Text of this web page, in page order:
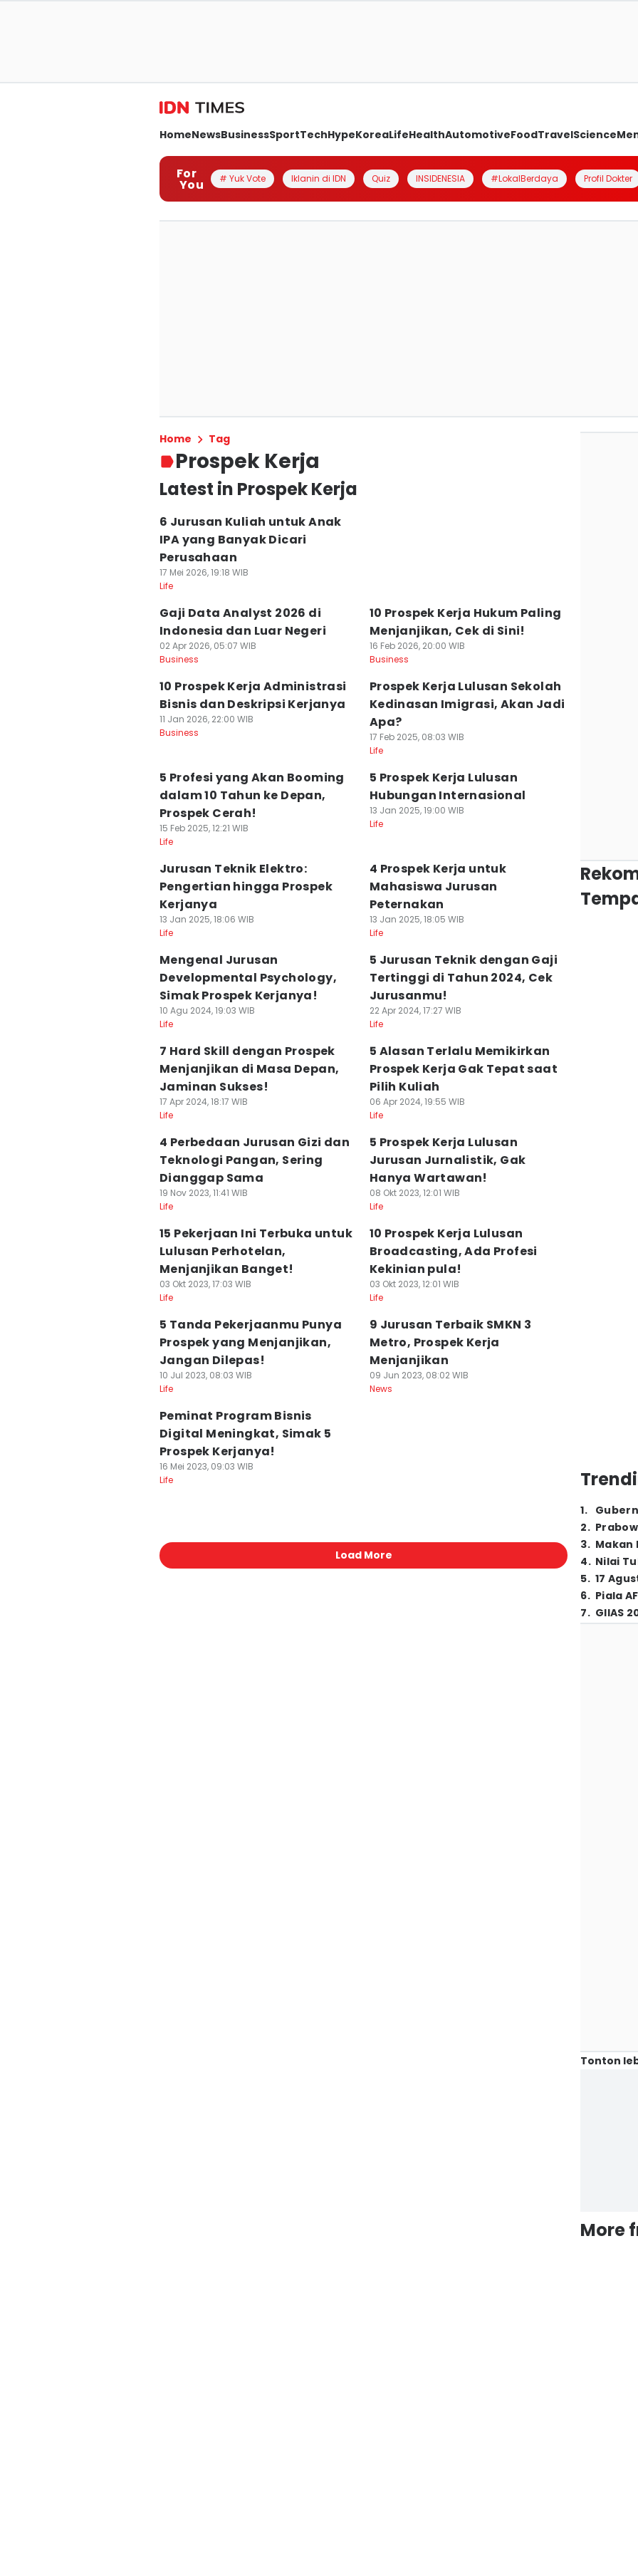
HomeNewsBusinessSportTechHypeKoreaLifeHealthAutomotiveFoodTravelScience
For
You # Yuk Vote Iklanin di IDN Quiz INSIDENESIA #LokalBerdaya Profil Dokter
Home Tag
Prospek Kerja
Latest in Prospek Kerja
6 Jurusan Kuliah untuk Anak
IPA yang Banyak Dicari
Perusahaan
17 Mei 2026, 19:18 WIB
Life
Gaji Data Analyst 2026 di
Indonesia dan Luar Negeri
02 Apr 2026, 05:07 WIB
Business
10 Prospek Kerja Hukum Paling
Menjanjikan, Cek di Sini!
16 Feb 2026, 20:00 WIB
Business
10 Prospek Kerja Administrasi
Bisnis dan Deskripsi Kerjanya
11 Jan 2026, 22:00 WIB
Business
Prospek Kerja Lulusan Sekolah
Kedinasan Imigrasi, Akan Jadi
Apa?
17 Feb 2025, 08:03 WIB
Life
5 Profesi yang Akan Booming
dalam 10 Tahun ke Depan,
Prospek Cerah!
15 Feb 2025, 12:21 WIB
Life
5 Prospek Kerja Lulusan
Hubungan Internasional
13 Jan 2025, 19:00 WIB
Life
Jurusan Teknik Elektro:
Pengertian hingga Prospek
Kerjanya
13 Jan 2025, 18:06 WIB
Life
4 Prospek Kerja untuk
Mahasiswa Jurusan
Peternakan
13 Jan 2025, 18:05 WIB
Life
Mengenal Jurusan
Developmental Psychology,
Simak Prospek Kerjanya!
10 Agu 2024, 19:03 WIB
Life
5 Jurusan Teknik dengan Gaji
Tertinggi di Tahun 2024, Cek
Jurusanmu!
22 Apr 2024, 17:27 WIB
Life
7 Hard Skill dengan Prospek
Menjanjikan di Masa Depan,
Jaminan Sukses!
17 Apr 2024, 18:17 WIB
Life
5 Alasan Terlalu Memikirkan
Prospek Kerja Gak Tepat saat
Pilih Kuliah
06 Apr 2024, 19:55 WIB
Life
4 Perbedaan Jurusan Gizi dan
Teknologi Pangan, Sering
Dianggap Sama
19 Nov 2023, 11:41 WIB
Life
5 Prospek Kerja Lulusan
Jurusan Jurnalistik, Gak
Hanya Wartawan!
08 Okt 2023, 12:01 WIB
Life
15 Pekerjaan Ini Terbuka untuk
Lulusan Perhotelan,
Menjanjikan Banget!
03 Okt 2023, 17:03 WIB
Life
10 Prospek Kerja Lulusan
Broadcasting, Ada Profesi
Kekinian pula!
03 Okt 2023, 12:01 WIB
Life
5 Tanda Pekerjaanmu Punya
Prospek yang Menjanjikan,
Jangan Dilepas!
10 Jul 2023, 08:03 WIB
Life
9 Jurusan Terbaik SMKN 3
Metro, Prospek Kerja
Menjanjikan
09 Jun 2023, 08:02 WIB
News
Peminat Program Bisnis
Digital Meningkat, Simak 5
Prospek Kerjanya!
16 Mei 2023, 09:03 WIB
Life
Load More
1.
2.
3. Makan
4. Nilai
5. 17
6. Piala
7. GIIAS
Tonton
More